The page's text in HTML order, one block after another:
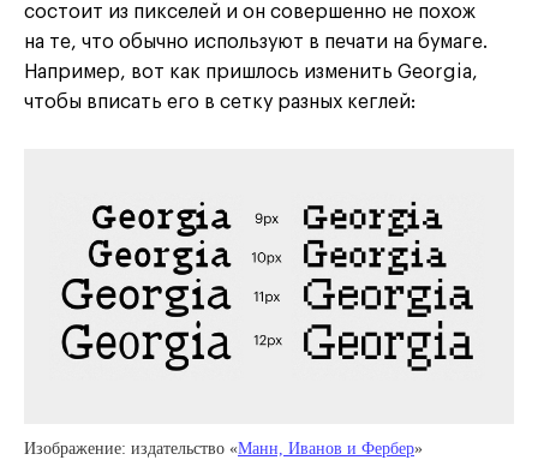
состоит из пикселей и он совершенно не похож
на те, что обычно используют в печати на бумаге.
Например, вот как пришлось изменить Georgia,
чтобы вписать его в сетку разных кеглей:
Изображение: издательство «Манн, Иванов и Фербер»